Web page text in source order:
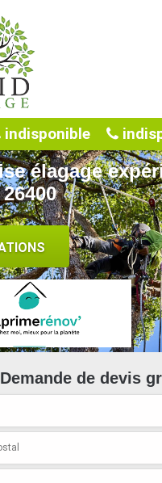
indisponible
élagage
Demande de devis